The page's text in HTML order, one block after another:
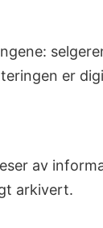
er
av
arkivert.